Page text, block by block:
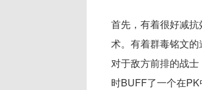
首先，有着很好减
术。有着群毒铭文
对于敌方前排的战
时BUFF了一个在